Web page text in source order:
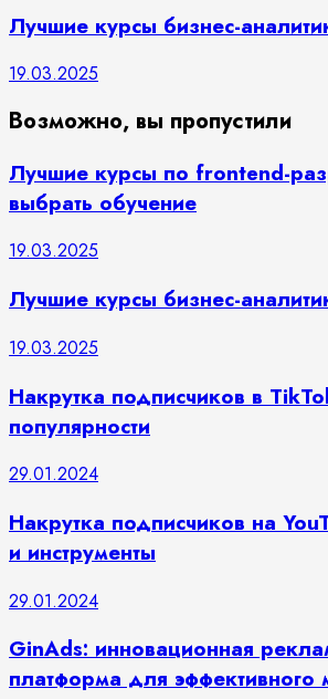
Лучшие курсы бизнес-
19.03.2025
Возможно, вы пропустили
Лучшие курсы по frontend-
выбрать обучение
19.03.2025
Лучшие курсы бизнес-
19.03.2025
Накрутка подписчиков в
популярности
29.01.2024
Накрутка подписчиков на
и инструменты
29.01.2024
GinAds: инновационная
платформа для эффективного